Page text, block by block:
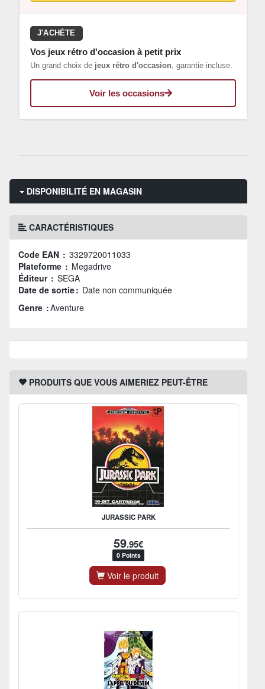
J'ACHÈTE
Vos jeux rétro d'occasion à petit prix
Un grand choix de jeux rétro d'occasion, garantie incluse.
Voir les occasions
DISPONIBILITÉ EN MAGASIN
CARACTÉRISTIQUES
Code EAN : 3329720011033
Plateforme : Megadrive
Éditeur : SEGA
Date de sortie : Date non communiquée
Genre :Aventure
PRODUITS QUE VOUS AIMERIEZ PEUT-ÊTRE
JURASSIC PARK
59.95€
0 Points
Voir le produit